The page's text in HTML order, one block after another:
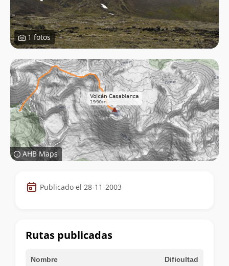
1 fotos
AHB Maps
Datos
de
cumbre
Publicado el 28-11-2003
Rutas publicadas
Nombre Dificultad